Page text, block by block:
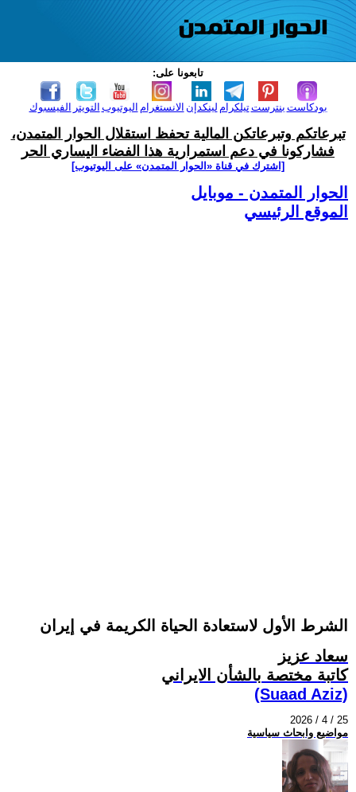
تابعونا على:
الفيسبوك التويتر اليوتيوب الانستغرام لينكدإن تيلكرامبنترست بودكاست
تبرعاتكم وتبرعاتكن المالية تحفظ استقلال الحوار المتمدن،
فشاركونا في دعم استمرارية هذا الفضاء اليساري الحر
[اشترك في قناة ‫«الحوار المتمدن» على اليوتيوب]
الحوار المتمدن - موبايل
الموقع الرئيسي
الشرط الأول لاستعادة الحياة الكريمة في إيران
سعاد عزيز
کاتبة مختصة بالشأن الايراني
(Suaad Aziz)
2026 / 4 / 25
مواضيع وابحاث سياسية